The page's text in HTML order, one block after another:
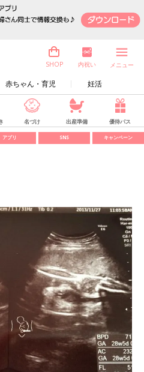
赤ちゃん・育児 妊活
SHOP 内祝い メニュー
名づけ 出産準備 優待パス
アプリ SNS キャンペーン